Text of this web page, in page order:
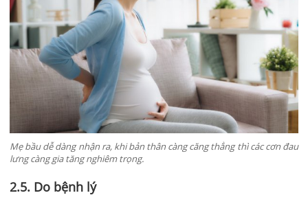
Mẹ bầu dễ dàng nhận ra, khi bản thân càng căng thẳng thì các cơn đau
lưng càng gia tăng nghiêm trọng.
2.5. Do bệnh lý